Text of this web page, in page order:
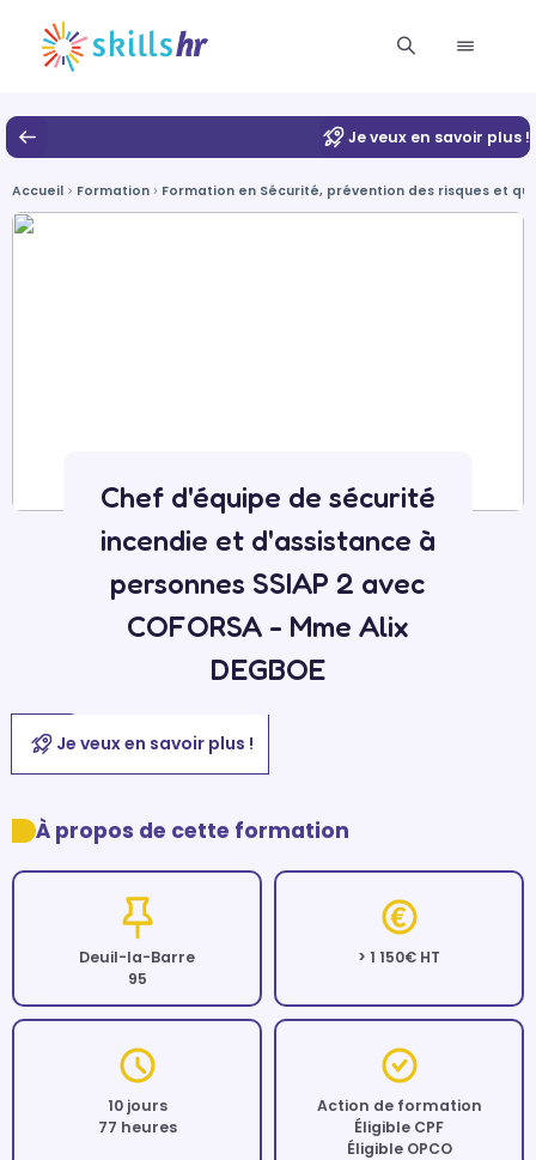
Je veux en savoir plus !
Accueil Formation Formation en Sécurité, prévention des risques et
Chef d'équipe de sécurité
incendie et d'assistance à
personnes SSIAP 2 avec
COFORSA - Mme Alix
DEGBOE
Je veux en savoir plus !
À propos de cette formation
Deuil-la-Barre
95
> 1 150€ HT
10 jours
77 heures
Action de formation
Éligible CPF
Éligible OPCO